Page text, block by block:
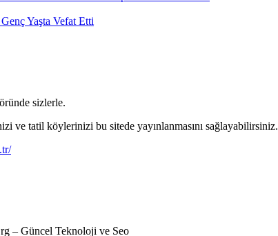
Yaşta Vefat Etti
sizlerle.
ve tatil köylerinizi bu sitede yayınlanmasını sağlayabilirsiniz.
– Güncel Teknoloji ve Seo